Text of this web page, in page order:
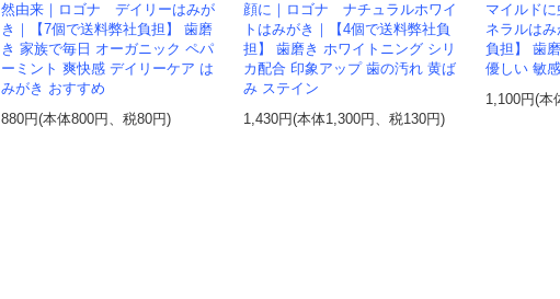
然由来｜ロゴナ デイリーはみが
き｜【7個で送料弊社負担】 歯磨
き 家族で毎日 オーガニック ペパ
ーミント 爽快感 デイリーケア は
みがき おすすめ
880円(本体800円、税80円)
顔に｜ロゴナ ナチュラルホワイ
トはみがき｜【4個で送料弊社負
担】 歯磨き ホワイトニング シリ
カ配合 印象アップ 歯の汚れ 黄ば
み ステイン
1,430円(本体1,300円、税130円)
マイルド
ネラルは
負担】 歯
優しい 敏
1,100円(本